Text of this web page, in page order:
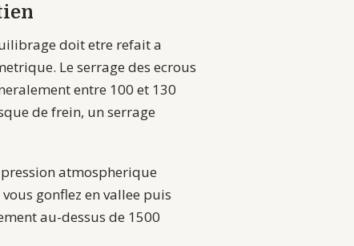
doit etre refait a
Le serrage des ecrous
entre 100 et 130
de frein, un serrage
atmospherique
gonflez en vallee puis
au-dessus de 1500